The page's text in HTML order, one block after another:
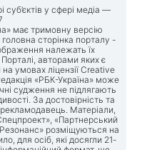
суб’єктів у сфері медіа —
має тримовну версію
головна сторінка порталу -
належать їх
авторами яких є
умовах ліцензії Creative
«РБК-Україна» може
судження не підлягають
За достовірність та
Матеріали,
«Партнерський
розміщуються на
для осіб, які досягли 21-